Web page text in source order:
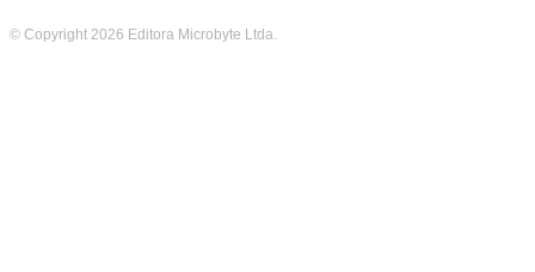
© Copyright 2026 Editora Microbyte Ltda.